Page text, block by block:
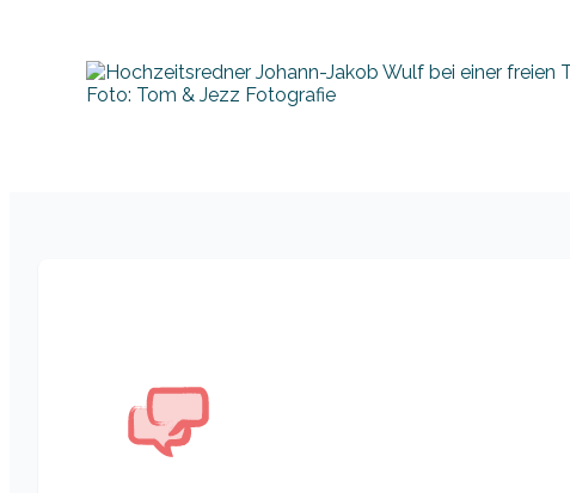
Foto: Tom & Jezz Fotografie